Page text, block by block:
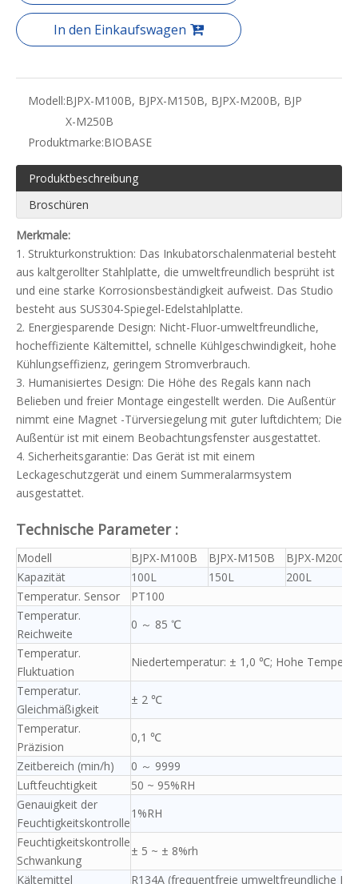
In den Einkaufswagen
Modell:BJPX-M100B, BJPX-M150B, BJPX-M200B, BJP
X-M250B
Produktmarke:BIOBASE
Produktbeschreibung
Broschüren
Merkmale:
1. Strukturkonstruktion: Das Inkubatorschalenmaterial besteht
aus kaltgerollter Stahlplatte, die umweltfreundlich besprüht ist
und eine starke Korrosionsbeständigkeit aufweist. Das Studio
besteht aus SUS304-Spiegel-Edelstahlplatte.
2. Energiesparende Design: Nicht-Fluor-umweltfreundliche,
hocheffiziente Kältemittel, schnelle Kühlgeschwindigkeit, hohe
Kühlungseffizienz, geringem Stromverbrauch.
3. Humanisiertes Design: Die Höhe des Regals kann nach
Belieben und freier Montage eingestellt werden. Die Außentür
nimmt eine Magnet -Türversiegelung mit guter luftdichtem; Die
Außentür ist mit einem Beobachtungsfenster ausgestattet.
4. Sicherheitsgarantie: Das Gerät ist mit einem
Leckageschutzgerät und einem Summeralarmsystem
ausgestattet.
Technische Parameter :
Modell BJPX-M100B BJPX-M150B
BJPX-M200B
Kapazität
100L 150L
200L
Temperatur. Sensor
PT100
Temperatur.
Reichweite
0 ～ 85 ℃
Temperatur.
Fluktuation
Niedertemperatur: ± 1,0 ℃; Hohe
Temperatur.
Gleichmäßigkeit
± 2 ℃
Temperatur.
Präzision
0,1 ℃
Zeitbereich (min/h)
0 ～ 9999
Luftfeuchtigkeit
50 ~ 95%RH
Genauigkeit der
Feuchtigkeitskontrolle
1%RH
Feuchtigkeitskontrolle
Schwankung
± 5 ~ ± 8%rh
Kältemittel
R134A (frequentfreie umweltfreundliche